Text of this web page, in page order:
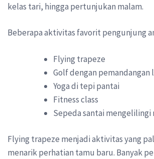
kelas tari, hingga pertunjukan malam.
Beberapa aktivitas favorit pengunjung
Flying trapeze
Golf dengan pemandangan
Yoga di tepi pantai
Fitness class
Sepeda santai mengelilingi
Flying trapeze menjadi aktivitas yang
menarik perhatian tamu baru. Banyak